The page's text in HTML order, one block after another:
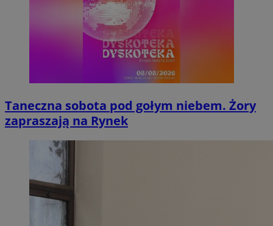
Taneczna sobota pod gołym niebem. Żory
zapraszają na Rynek